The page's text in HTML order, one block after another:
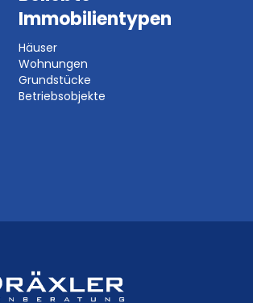
Immobilientypen
Häuser
Wohnungen
Grundstücke
Betriebsobjekte